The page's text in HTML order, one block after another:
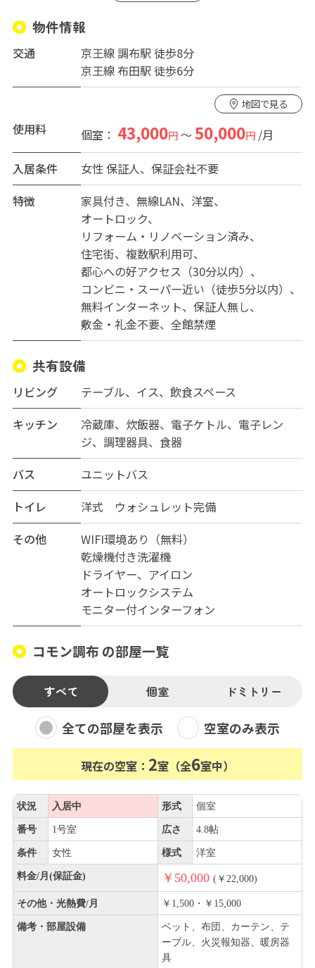
物件情報
交通
京王線 調布駅 徒歩8分
京王線 布田駅 徒歩6分
地図で見る
使用料 個室： 43,000円～50,000円/月
入居条件
女性保証人、保証会社不要
特徴
家具付き 無線LAN
洋室
オートロック
リフォーム・リノベーション済み
住宅街
複数駅利用可
都心への好アクセス（30分以内）
コンビニ・スーパー近い（徒歩5分以内）
無料インターネット
保証人無し
敷金・礼金不要
全館禁煙
共有設備
リビング
テーブル、イス、飲食スペース
キッチン
冷蔵庫、炊飯器、電子ケトル、電子レン
ジ、調理器具、食器
バス
ユニットバス
トイレ
洋式 ウォシュレット完備
その他
WIFI環境あり（無料）
乾燥機付き洗濯機
ドライヤー、アイロン
オートロックシステム
モニター付インターフォン
コモン調布 の部屋一覧
すべて 個室 ドミトリー
全ての部屋を表示 空室のみ表示
現在の空室： 2室（全6室中）
状況 入居中 形式 個室
番号 1号室 広さ 4.8帖
条件 女性 様式 洋室
料金/月(保証金) ￥50,000 (￥22,000)
その他・光熱費/月 ￥1,500・￥15,000
備考・部屋設備
ベット、布団、カーテン、テ
ーブル、火災報知器、暖房器
具